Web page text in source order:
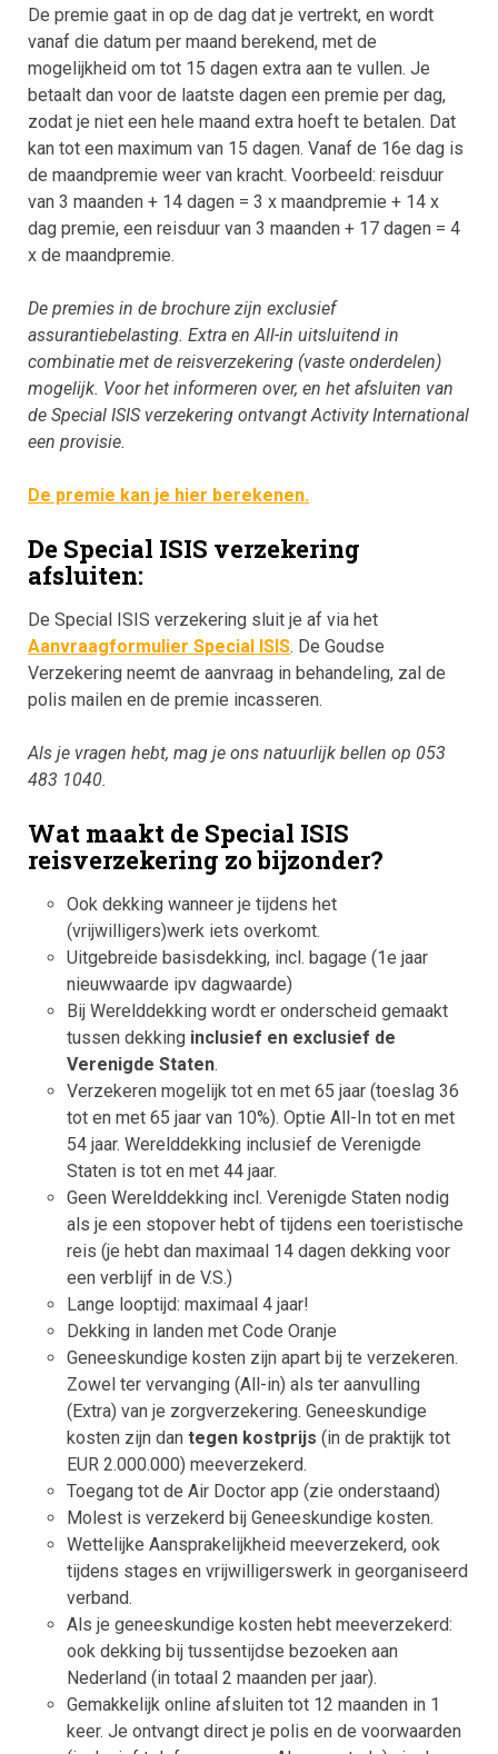
De premie gaat in op de dag dat je vertrekt, en wordt
vanaf die datum per maand berekend, met de
mogelijkheid om tot 15 dagen extra aan te vullen. Je
betaalt dan voor de laatste dagen een premie per dag,
zodat je niet een hele maand extra hoeft te betalen. Dat
kan tot een maximum van 15 dagen. Vanaf de 16e dag is
de maandpremie weer van kracht. Voorbeeld: reisduur
van 3 maanden + 14 dagen = 3 x maandpremie + 14 x
dag premie, een reisduur van 3 maanden + 17 dagen = 4
x de maandpremie.
De premies in de brochure zijn exclusief
assurantiebelasting. Extra en All-in uitsluitend in
combinatie met de reisverzekering (vaste onderdelen)
mogelijk. Voor het informeren over, en het afsluiten van
de Special ISIS verzekering ontvangt Activity International
een provisie.
De premie kan je hier berekenen.
De Special ISIS verzekering
afsluiten:
De Special ISIS verzekering sluit je af via het
Aanvraagformulier Special ISIS. De Goudse
Verzekering neemt de aanvraag in behandeling, zal de
polis mailen en de premie incasseren.
Als je vragen hebt, mag je ons natuurlijk bellen op 053
483 1040.
Wat maakt de Special ISIS
reisverzekering zo bijzonder?
Ook dekking wanneer je tijdens het
(vrijwilligers)werk iets overkomt.
Uitgebreide basisdekking, incl. bagage (1e jaar
nieuwwaarde ipv dagwaarde)
Bij Werelddekking wordt er onderscheid gemaakt
tussen dekking inclusief en exclusief de
Verenigde Staten.
Verzekeren mogelijk tot en met 65 jaar (toeslag 36
tot en met 65 jaar van 10%). Optie All-In tot en met
54 jaar. Werelddekking inclusief de Verenigde
Staten is tot en met 44 jaar.
Geen Werelddekking incl. Verenigde Staten nodig
als je een stopover hebt of tijdens een toeristische
reis (je hebt dan maximaal 14 dagen dekking voor
een verblijf in de V.S.)
Lange looptijd: maximaal 4 jaar!
Dekking in landen met Code Oranje
Geneeskundige kosten zijn apart bij te verzekeren.
Zowel ter vervanging (All-in) als ter aanvulling
(Extra) van je zorgverzekering. Geneeskundige
kosten zijn dantegen kostprijs (in de praktijk tot
EUR 2.000.000) meeverzekerd.
Toegang tot de Air Doctor app (zie onderstaand)
Molest is verzekerd bij Geneeskundige kosten.
Wettelijke Aansprakelijkheid meeverzekerd, ook
tijdens stages en vrijwilligerswerk in georganiseerd
verband.
Als je geneeskundige kosten hebt meeverzekerd:
ook dekking bij tussentijdse bezoeken aan
Nederland (in totaal 2 maanden per jaar).
Gemakkelijk online afsluiten tot 12 maanden in 1
keer. Je ontvangt direct je polis en de voorwaarden